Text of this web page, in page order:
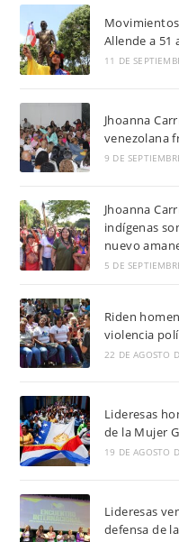
Allende a 51
11 DE
Jhoanna
venezolana
9 DE
Jhoanna
indígenas
nuevo
5 DE
Riden
violencia
22 DE AGOSTO
Lideresas
de la Mujer
19 DE AGOSTO
Lideresas
defensa de